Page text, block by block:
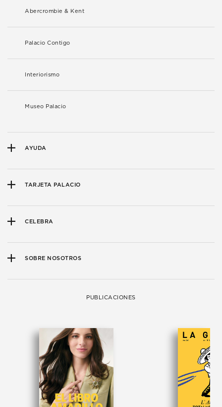
Abercrombie & Kent
Palacio Contigo
Interiorismo
Museo Palacio
AYUDA
TARJETA PALACIO
CELEBRA
SOBRE NOSOTROS
PUBLICACIONES